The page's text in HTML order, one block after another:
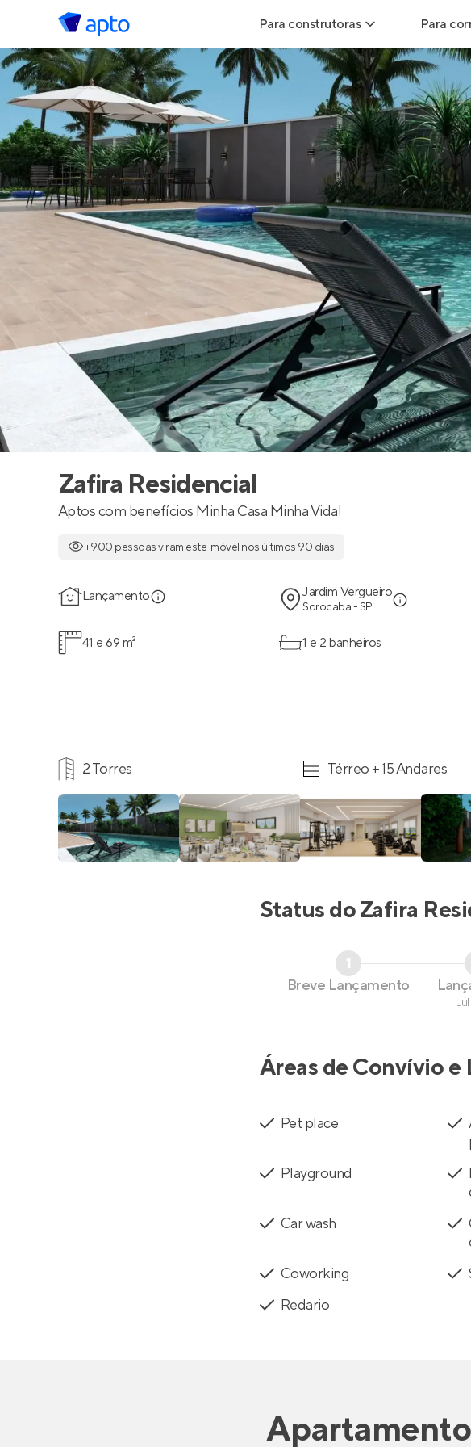
Para construtoras
Geração de Leads
Geração de Visitas
Geração de Vendas
Maiores Construtoras
Parcerias Imobiliárias
Anunciar Imóveis
Para
Hub
Zafira Residencial
Aptos com benefícios Minha Casa Minha Vida!
+900 pessoas viram este imóvel nos últimos 90 dias
Lançamento Jardim Vergueiro
Sorocaba - SP
41 e 69 m² 1 e 2 banheiros
2 Torres Térreo + 15 Andares
Status doZafira
1
Breve Lançamento
Áreas de Convívio e
Pet place
Playground
Car wash
Coworking
Redario